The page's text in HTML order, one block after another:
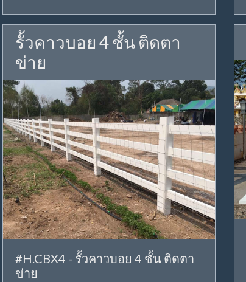
รั้วคาวบอย 4 ชั้น ติดตา
ข่าย
#H.CBX4 - รั้วคาวบอย 4 ชั้น ติดตา
ข่าย